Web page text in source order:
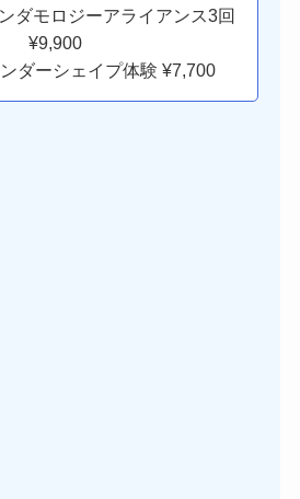
ダモロジーアライアンス3回
¥9,900
ンダーシェイプ体験 ¥7,700